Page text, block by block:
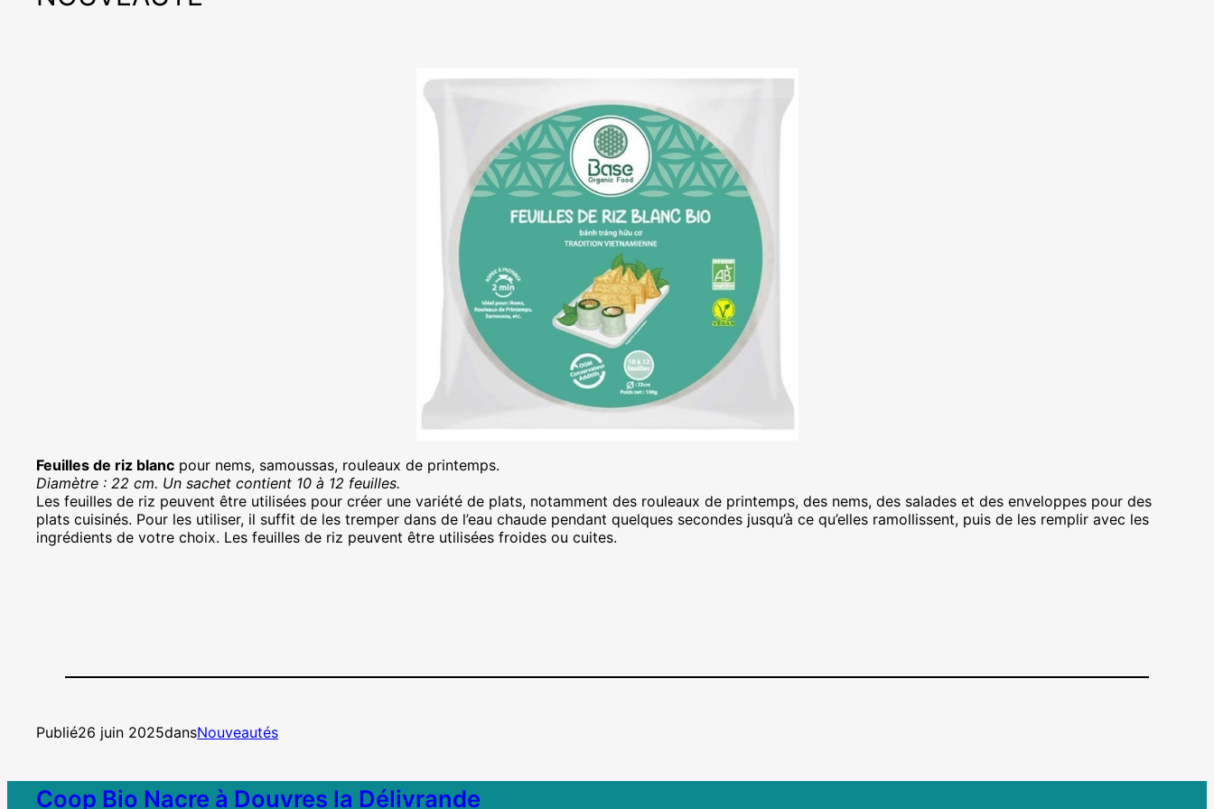
Feuilles de riz blanc pour nems, samoussas, rouleaux de printemps.
Diamètre : 22 cm. Un sachet contient 10 à 12 feuilles.
Les feuilles de riz peuvent être utilisées pour créer une variété de plats, notamment des rouleaux de printemps, des nems, des salades et des enveloppes pour des
plats cuisinés. Pour les utiliser, il suffit de les tremper dans de l’eau chaude pendant quelques secondes jusqu’à ce qu’elles ramollissent, puis de les remplir avec les
ingrédients de votre choix. Les feuilles de riz peuvent être utilisées froides ou cuites.
Publié26 juin 2025dansNouveautés
Coop Bio Nacre à Douvres la Délivrande